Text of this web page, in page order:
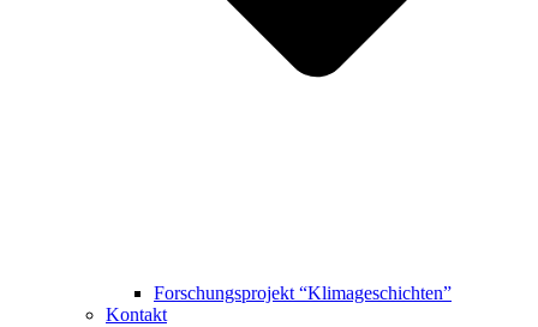
Forschungsprojekt “Klimageschichten”
Kontakt